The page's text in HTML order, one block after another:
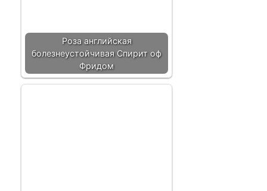
Роза английская
болезнеустойчивая Спирит оф
Фридом